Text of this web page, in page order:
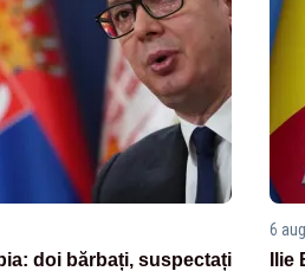
doi bărbați, suspectați
6